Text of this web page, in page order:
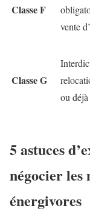
Classe F
vente
Classe G
ou
5 astuces
négocier
énergivores